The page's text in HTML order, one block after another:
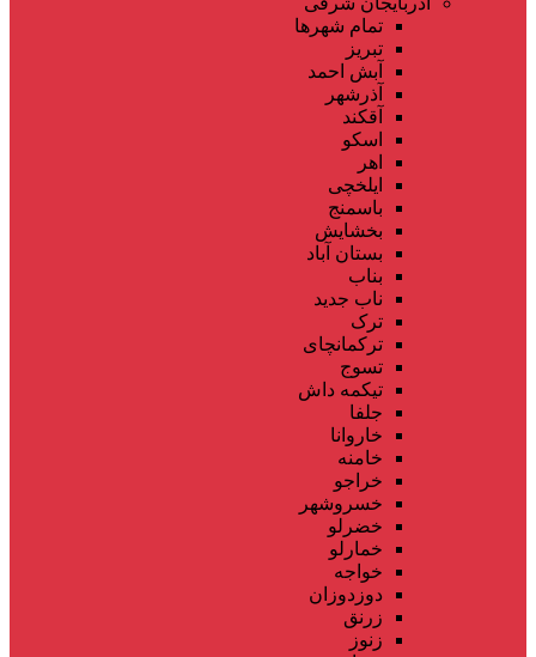
تمام شهر‌ها
تبریز
آبش احمد
آذرشهر
آقکند
اسکو
اهر
ایلخچی
باسمنج
بخشایش
بستان آباد
بناب
ناب جدید
ترک
ترکمانچای
تسوج
تیکمه داش
جلفا
خاروانا
خامنه
خراجو
خسروشهر
خضرلو
خمارلو
خواجه
دوزدوزان
زرنق
زنوز